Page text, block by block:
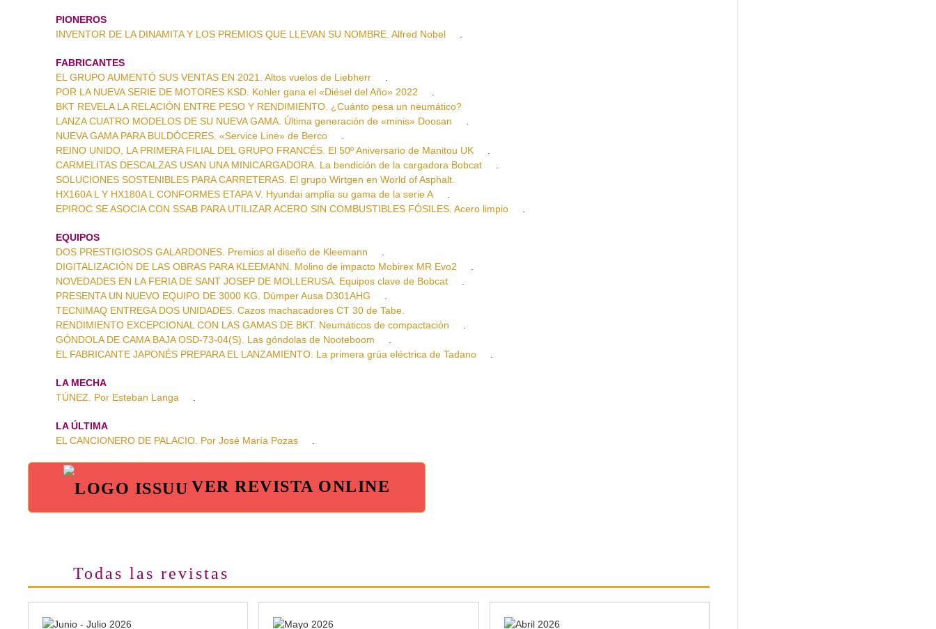
PIONEROS
INVENTOR DE LA DINAMITA Y LOS PREMIOS QUE LLEVAN SU NOMBRE. Alfred Nobel
.
FABRICANTES
EL GRUPO AUMENTÓ SUS VENTAS EN 2021. Altos vuelos de Liebherr
.
POR LA NUEVA SERIE DE MOTORES KSD. Kohler gana el «Diésel del Año» 2022
.
BKT REVELA LA RELACIÓN ENTRE PESO Y RENDIMIENTO. ¿Cuánto pesa un neumático?
LANZA CUATRO MODELOS DE SU NUEVA GAMA. Última generación de «minis» Doosan
.
NUEVA GAMA PARA BULDÓCERES. «Service Line» de Berco
.
REINO UNIDO, LA PRIMERA FILIAL DEL GRUPO FRANCÉS. El 50º Aniversario de Manitou UK
.
CARMELITAS DESCALZAS USAN UNA MINICARGADORA. La bendición de la cargadora Bobcat
.
SOLUCIONES SOSTENIBLES PARA CARRETERAS. El grupo Wirtgen en World of Asphalt.
HX160A L Y HX180A L CONFORMES ETAPA V. Hyundai amplía su gama de la serie A
.
EPIROC SE ASOCIA CON SSAB PARA UTILIZAR ACERO SIN COMBUSTIBLES FÓSILES. Acero limpio
.
EQUIPOS
DOS PRESTIGIOSOS GALARDONES. Premios al diseño de Kleemann
.
DIGITALIZACIÓN DE LAS OBRAS PARA KLEEMANN. Molino de impacto Mobirex MR Evo2
.
NOVEDADES EN LA FERIA DE SANT JOSEP DE MOLLERUSA. Equipos clave de Bobcat
.
PRESENTA UN NUEVO EQUIPO DE 3000 KG. Dúmper Ausa D301AHG
.
TECNIMAQ ENTREGA DOS UNIDADES. Cazos machacadores CT 30 de Tabe.
RENDIMIENTO EXCEPCIONAL CON LAS GAMAS DE BKT. Neumáticos de compactación
.
GÓNDOLA DE CAMA BAJA OSD-73-04(S). Las góndolas de Nooteboom
.
EL FABRICANTE JAPONÉS PREPARA EL LANZAMIENTO. La primera grúa eléctrica de Tadano
.
LA MECHA
TÚNEZ. Por Esteban Langa
.
LA ÚLTIMA
EL CANCIONERO DE PALACIO. Por José María Pozas
.
VER REVISTA ONLINE
Todas las revistas